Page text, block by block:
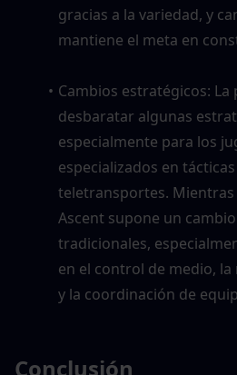
gracias a la variedad, y
mantiene el meta en
Cambios estratégicos:
desbaratar algunas
especialmente para los
especializados en
teletransportes.
Ascent supone un
tradicionales,
en el control de medio,
y la coordinación de
Conclusión